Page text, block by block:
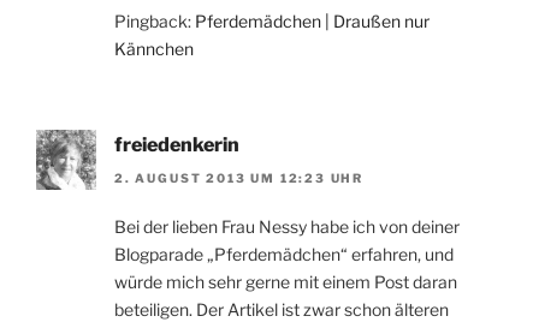
Pingback: Pferdemädchen | Draußen nur
Kännchen
freiedenkerin
2. AUGUST 2013 UM 12:23 UHR
Bei der lieben Frau Nessy habe ich von deiner
Blogparade „Pferdemädchen“ erfahren, und
würde mich sehr gerne mit einem Post daran
beteiligen. Der Artikel ist zwar schon älteren